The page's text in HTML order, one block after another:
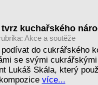
kuchařského
Akce a soutěže
do cukrářského
se svými
Lukáš Skála, který
více...